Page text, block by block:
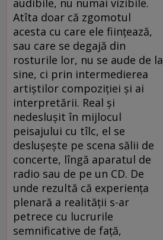
audibile, nu numai vizibile.
Atîta doar că zgomotul
acesta cu care ele fiinţează,
sau care se degajă din
rosturile lor, nu se aude de la
sine, ci prin intermedierea
artiştilor compoziţiei şi ai
interpretării. Real şi
nedesluşit în mijlocul
peisajului cu tîlc, el se
desluşeşte pe scena sălii de
concerte, lîngă aparatul de
radio sau de pe un CD. De
unde rezultă că experienţa
plenară a realităţii s-ar
petrece cu lucrurile
semnificative de faţă,